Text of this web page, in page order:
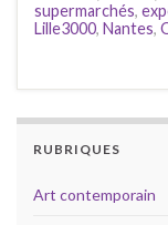
supermarchés,
Lille3000, Nantes,
RUBRIQUES
Art contemporain